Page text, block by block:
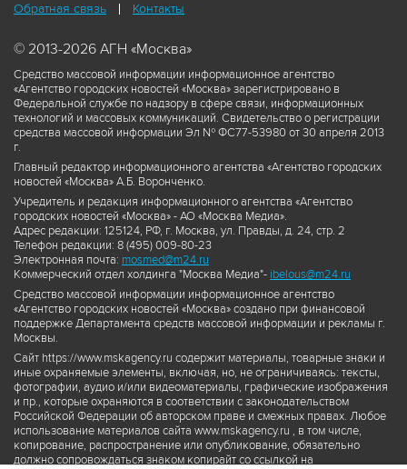
Обратная связь Контакты
© 2013-2026 АГН «Москва»
Средство массовой информации информационное агентство
«Агентство городских новостей «Москва» зарегистрировано в
Федеральной службе по надзору в сфере связи, информационных
технологий и массовых коммуникаций. Свидетельство о регистрации
средства массовой информации Эл № ФС77-53980 от 30 апреля 2013
г.
Главный редактор информационного агентства «Агентство городских
новостей «Москва» А.Б. Воронченко.
Учредитель и редакция информационного агентства «Агентство
городских новостей «Москва» - АО «Москва Медиа».
Адрес редакции: 125124, РФ, г. Москва, ул. Правды, д. 24, стр. 2
Телефон редакции: 8 (495) 009-80-23
Электронная почта: mosmed@m24.ru
Коммерческий отдел холдинга "Москва Медиа"- ibelous@m24.ru
Средство массовой информации информационное агентство
«Агентство городских новостей «Москва» создано при финансовой
поддержке Департамента средств массовой информации и рекламы г.
Москвы.
Сайт https://www.mskagency.ru содержит материалы, товарные знаки и
иные охраняемые элементы, включая, но, не ограничиваясь: тексты,
фотографии, аудио и/или видеоматериалы, графические изображения
и пр., которые охраняются в соответствии с законодательством
Российской Федерации об авторском праве и смежных правах. Любое
использование материалов сайта www.mskagency.ru , в том числе,
копирование, распространение или опубликование, обязательно
должно сопровождаться знаком копирайт со ссылкой на